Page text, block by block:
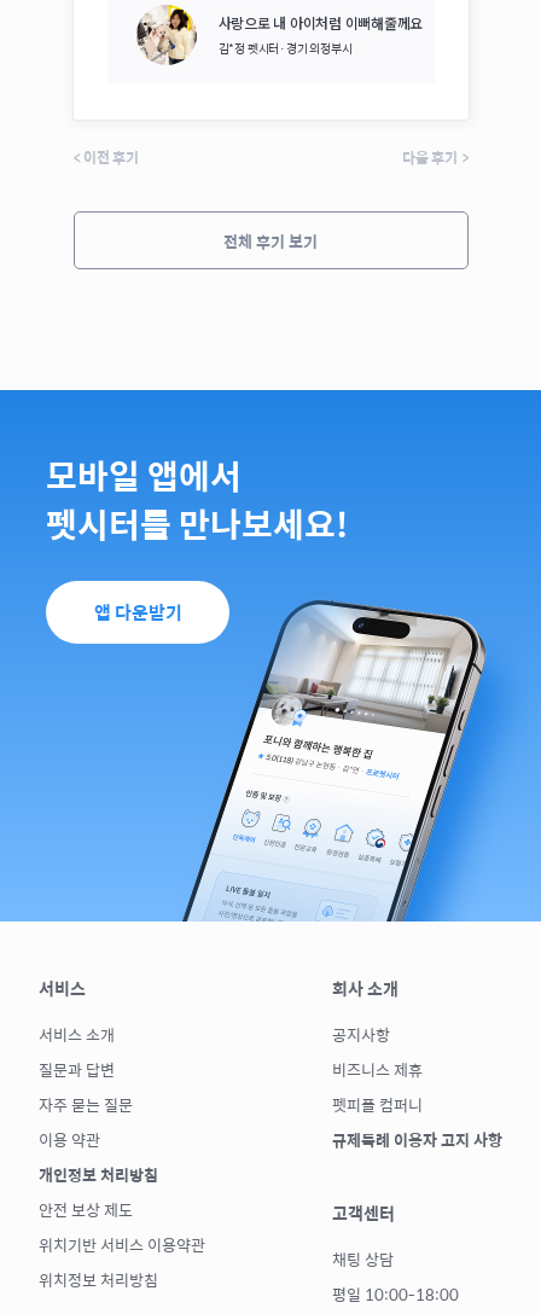
사랑으로 내 아이처럼 이뻐해줄께요
김*정펫시터·경기 의정부시
< 이전 후기 다음 후기 >
전체 후기 보기
모바일 앱에서
펫시터를 만나보세요!
앱 다운받기
서비스
서비스 소개
질문과 답변
자주 묻는 질문
이용 약관
개인정보 처리방침
안전 보상 제도
위치기반 서비스 이용약관
위치정보 처리방침
회사 소개
공지사항
비즈니스 제휴
펫피플 컴퍼니
규제특례 이용자 고지 사항
고객센터
채팅 상담
평일 10:00-18:00